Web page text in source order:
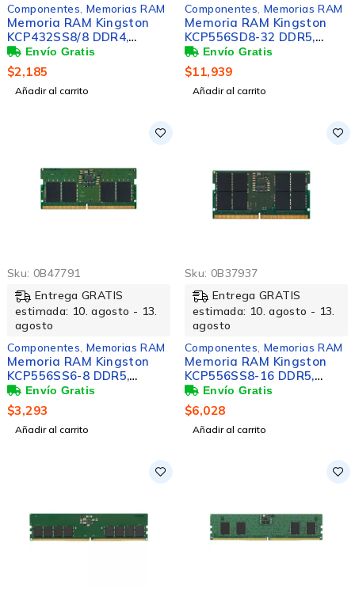
Componentes Memorias RAM
Memoria RAM Kingston
KCP432SS8/8 DDR4,
3200MHz, 8GB, Non-ECC,
CL22, SO-DIMM
$2,185
Añadir al carrito
Componentes Memorias RAM
Memoria RAM Kingston
KCP556SD8-32 DDR5,
5600MHz, 32GB, Non-ECC,
CL46, SO-DIMM
$11,939
Añadir al carrito
Sku: 0B47791
Entrega GRATIS
estimada: 10. agosto - 13.
agosto
Componentes Memorias RAM
Memoria RAM Kingston
KCP556SS6-8 DDR5,
5600MHz, 8GB, Non-ECC,
CL46, SO-DIMM
$3,293
Añadir al carrito
Sku: 0B37937
Entrega GRATIS
estimada: 10. agosto - 13.
agosto
Componentes Memorias RAM
Memoria RAM Kingston
KCP556SS8-16 DDR5,
5600MHz, 16GB, CL46, SO-
DIMM
$6,028
Añadir al carrito